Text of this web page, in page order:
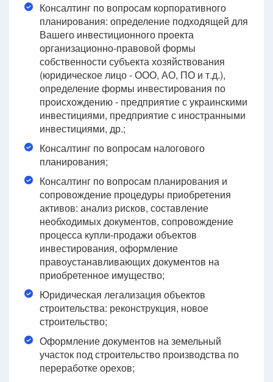
Консалтинг по вопросам корпоративного
планирования: определение подходящей для
Вашего инвестиционного проекта
организационно-правовой формы
собственности субъекта хозяйствования
(юридическое лицо - ООО, АО, ПО и т.д.),
определение формы инвестирования по
происхождению - предприятие с украинскими
инвестициями, предприятие с иностранными
инвестициями, др.;
Консалтинг по вопросам налогового
планирования;
Консалтинг по вопросам планирования и
сопровождение процедуры приобретения
активов: анализ рисков, составление
необходимых документов, сопровождение
процесса купли-продажи объектов
инвестирования, оформление
правоустанавливающих документов на
приобретенное имущество;
Юридическая легализация объектов
строительства: реконструкция, новое
строительство;
Оформление документов на земельный
участок под строительство производства по
переработке орехов;